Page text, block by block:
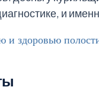
и
и здоровью